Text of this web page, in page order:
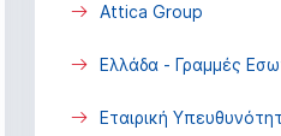
Attica Group
Ελλάδα - Γραμμές
Εταιρική